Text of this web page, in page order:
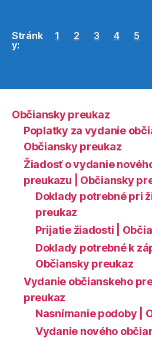
Stránk
y:
1 2 3 4 5
Občiansky preukaz
Poplatky za vydanie
Občiansky preukaz
Žiadosť o vydanie
preukazu | Občiansky
Doklady potrebné pri
preukaz
Prijatie žiadosti |
Doklady potrebné k
Občiansky preukaz
Vydanie občianskeho
preukaz
Nasnímanie podoby |
Vydanie nového